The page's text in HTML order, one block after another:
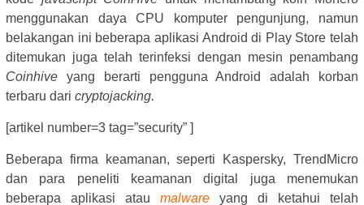
menggunakan daya CPU komputer pengunjung, namun
belakangan ini beberapa aplikasi Android di Play Store telah
ditemukan juga telah terinfeksi dengan mesin penambang
Coinhive yang berarti pengguna Android adalah korban
terbaru dari cryptojacking.
[artikel number=3 tag=”security” ]
Beberapa firma keamanan, seperti Kaspersky, TrendMicro
dan para peneliti keamanan digital juga menemukan
beberapa aplikasi atau malware yang di ketahui telah